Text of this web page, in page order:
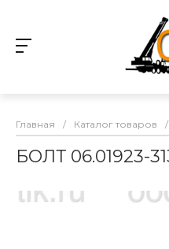
Главная / Каталог товаров /
БОЛТ 06.01923-